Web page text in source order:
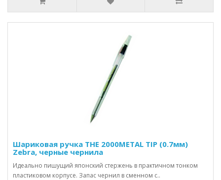
Шариковая ручка THE 2000METAL TIP (0.7мм)
Zebra, черные чернила
Идеально пишущий японский стержень в практичном тонком
пластиковом корпусе. Запас чернил в сменном с..